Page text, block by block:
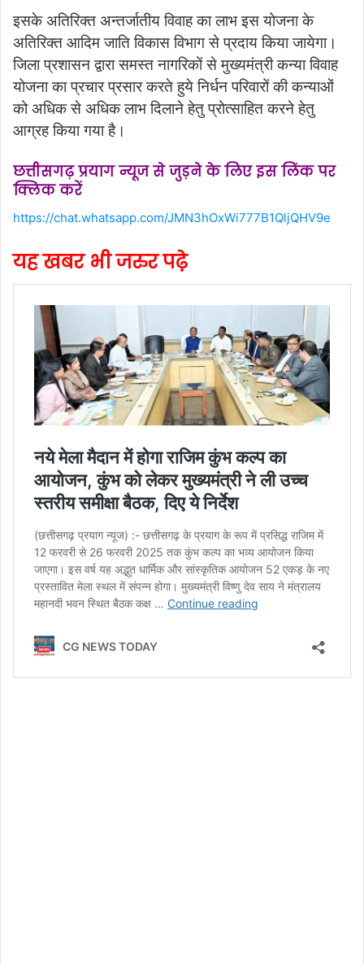
इसके अतिरिक्त अन्तर्जातीय विवाह का लाभ इस योजना के
अतिरिक्त आदिम जाति विकास विभाग से प्रदाय किया जायेगा।
जिला प्रशासन द्वारा समस्त नागरिकों से मुख्यमंत्री कन्या विवाह
योजना का प्रचार प्रसार करते हुये निर्धन परिवारों की कन्याओं
को अधिक से अधिक लाभ दिलाने हेतु प्रोत्साहित करने हेतु
आग्रह किया गया है।
छत्तीसगढ़ प्रयाग न्यूज से जुड़ने के लिए इस लिंक पर
क्लिक करें
https://chat.whatsapp.com/JMN3hOxWi777B1QljQHV9e
यह खबर भी जरुर पढ़े